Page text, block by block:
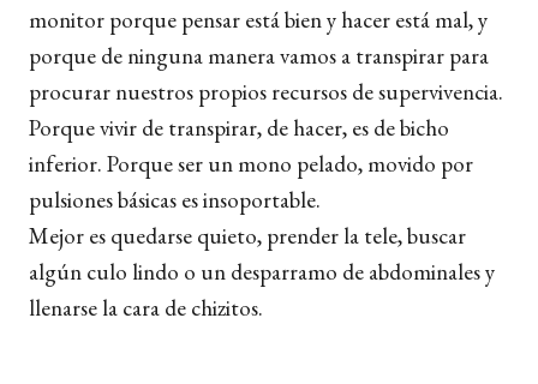
monitor porque pensar está bien y hacer está mal, y
porque de ninguna manera vamos a transpirar para
procurar nuestros propios recursos de supervivencia.
Porque vivir de transpirar, de hacer, es de bicho
inferior. Porque ser un mono pelado, movido por
pulsiones básicas es insoportable.
Mejor es quedarse quieto, prender la tele, buscar
algún culo lindo o un desparramo de abdominales y
llenarse la cara de chizitos.